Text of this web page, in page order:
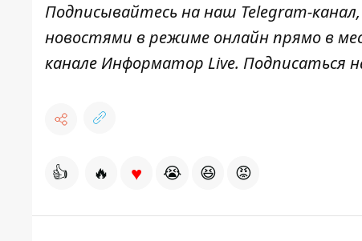
Подписывайтесь на наш Telegram-канал
новостями в режиме онлайн прямо в
канале Информатор Live. Подписаться
👍 🔥 ♥ 😭 😆 😡